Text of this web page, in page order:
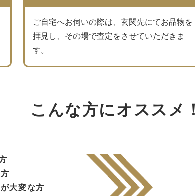
ご自宅へお伺いの際は、玄関先にてお品物を
拝見し、その場で査定をさせていただきま
す。
こんな方にオススメ！
大変な方